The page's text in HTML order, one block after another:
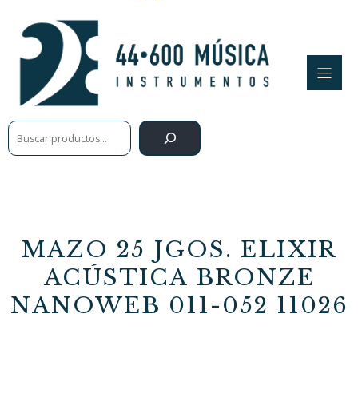
Buscar
MAZO 25 JGOS. ELIXIR
ACÚSTICA BRONZE
NANOWEB 011-052 11026